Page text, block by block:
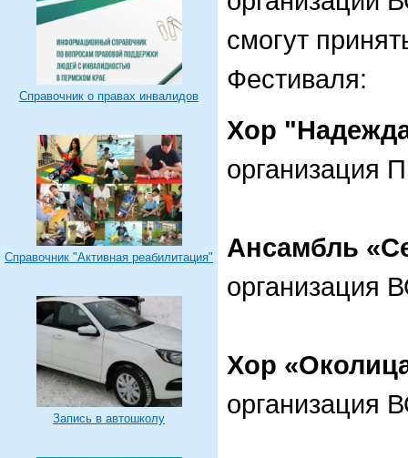
Справочник о правах инвалидов
Справочник "Активная реабилитация"
Запись в автошколу
смогут
Фестиваля:
Х️️ор
организация
Ансамбль
организация
Хор
организация